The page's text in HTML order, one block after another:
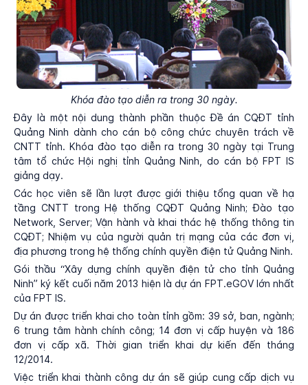
Khóa đào tạo diễn ra trong 30 ngày.
Đây là một nội dung thành phần thuộc Đề án CQĐT tỉnh
Quảng Ninh dành cho cán bộ công chức chuyên trách về
CNTT tỉnh. Khóa đào tạo diễn ra trong 30 ngày tại Trung
tâm tổ chức Hội nghị tỉnh Quảng Ninh, do cán bộ FPT IS
giảng dạy.
Các học viên sẽ lần lượt được giới thiệu tổng quan về hạ
tầng CNTT trong Hệ thống CQĐT Quảng Ninh; Đào tạo
Network, Server; Vận hành và khai thác hệ thống thông tin
CQĐT; Nhiệm vụ của người quản trị mạng của các đơn vị,
địa phương trong hệ thống chính quyền điện tử Quảng Ninh.
Gói thầu “Xây dựng chính quyền điện tử cho tỉnh Quảng
Ninh” ký kết cuối năm 2013 hiện là dự án FPT.eGOV lớn nhất
của FPT IS.
Dự án được triển khai cho toàn tỉnh gồm: 39 sở, ban, ngành;
6 trung tâm hành chính công; 14 đơn vị cấp huyện và 186
đơn vị cấp xã. Thời gian triển khai dự kiến đến tháng
12/2014.
Việc triển khai thành công dự án sẽ giúp cung cấp dịch vụ